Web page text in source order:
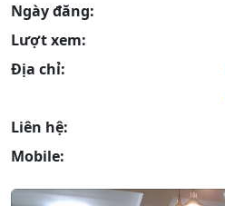
Ngày đăng:
Lượt xem:
Địa chỉ:
Liên hệ:
Mobile: